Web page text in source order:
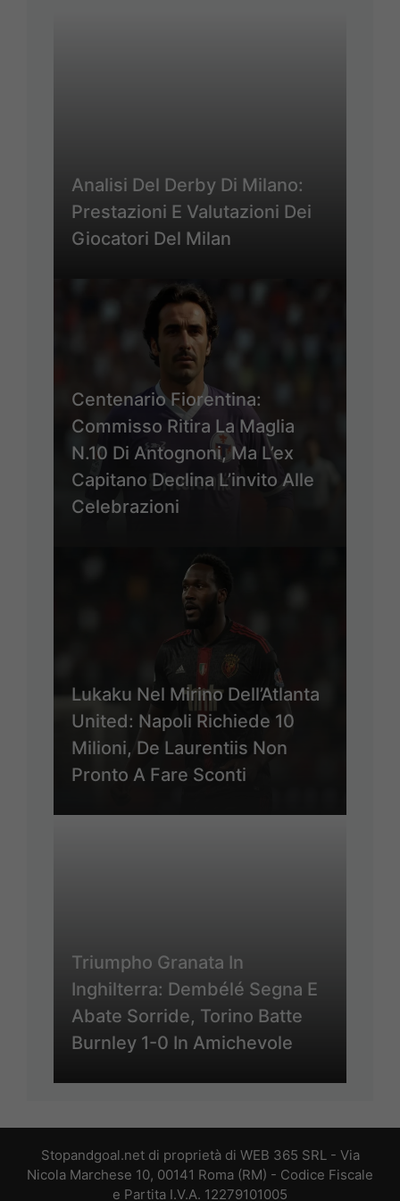
Analisi Del Derby Di Milano:
Prestazioni E Valutazioni Dei
Giocatori Del Milan
Centenario Fiorentina:
Commisso Ritira La Maglia
N.10 Di Antognoni, Ma L’ex
Capitano Declina L’invito Alle
Celebrazioni
Lukaku Nel Mirino Dell’Atlanta
United: Napoli Richiede 10
Milioni, De Laurentiis Non
Pronto A Fare Sconti
Triumpho Granata In
Inghilterra: Dembélé Segna E
Abate Sorride, Torino Batte
Burnley 1-0 In Amichevole
Stopandgoal.net di proprietà di WEB 365 SRL - Via
Nicola Marchese 10, 00141 Roma (RM) - Codice Fiscale
e Partita I.V.A. 12279101005